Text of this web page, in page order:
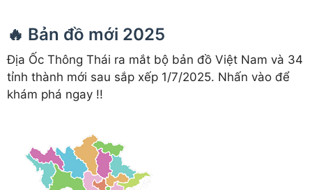
🔥 Bản đồ mới 2025
Địa Ốc Thông Thái ra mắt bộ bản đồ Việt Nam và 34
tỉnh thành mới sau sắp xếp 1/7/2025. Nhấn vào để
khám phá ngay !!